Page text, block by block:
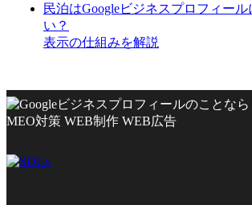
民泊はGoogleビジネスプロフィー
い？
表示の仕組みを解説